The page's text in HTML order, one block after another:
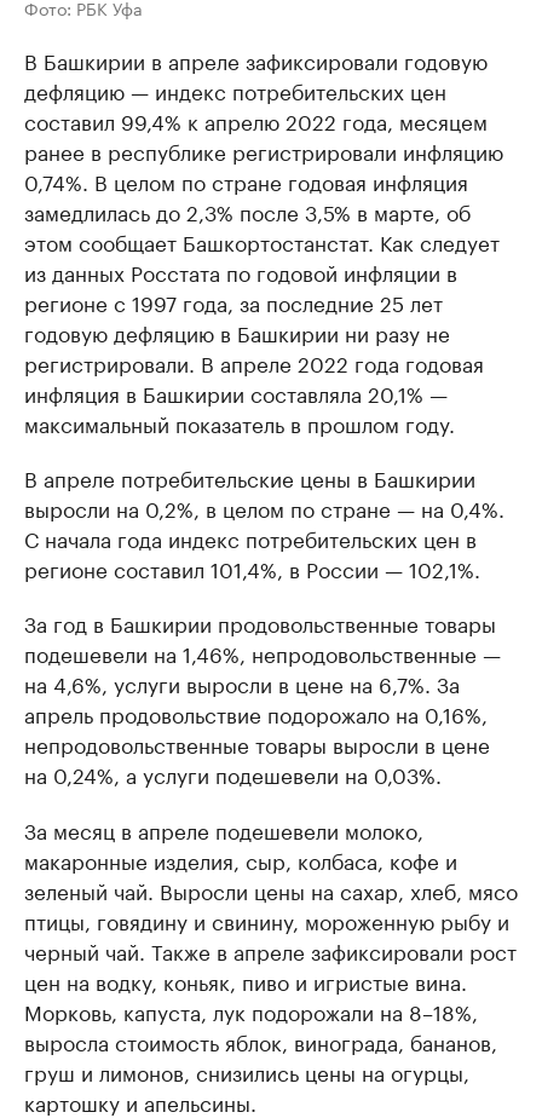
Фото: РБК Уфа
В Башкирии в апреле зафиксировали годовую
дефляцию — индекс потребительских цен
составил 99,4% к апрелю 2022 года, месяцем
ранее в республике регистрировали инфляцию
0,74%. В целом по стране годовая инфляция
замедлилась до 2,3% после 3,5% в марте, об
этом сообщает Башкортостанстат. Как следует
из данных Росстата по годовой инфляции в
регионе с 1997 года, за последние 25 лет
годовую дефляцию в Башкирии ни разу не
регистрировали. В апреле 2022 года годовая
инфляция в Башкирии составляла 20,1% —
максимальный показатель в прошлом году.
В апреле потребительские цены в Башкирии
выросли на 0,2%, в целом по стране — на 0,4%.
С начала года индекс потребительских цен в
регионе составил 101,4%, в России — 102,1%.
За год в Башкирии продовольственные товары
подешевели на 1,46%, непродовольственные —
на 4,6%, услуги выросли в цене на 6,7%. За
апрель продовольствие подорожало на 0,16%,
непродовольственные товары выросли в цене
на 0,24%, а услуги подешевели на 0,03%.
За месяц в апреле подешевели молоко,
макаронные изделия, сыр, колбаса, кофе и
зеленый чай. Выросли цены на сахар, хлеб, мясо
птицы, говядину и свинину, мороженную рыбу и
черный чай. Также в апреле зафиксировали рост
цен на водку, коньяк, пиво и игристые вина.
Морковь, капуста, лук подорожали на 8–18%,
выросла стоимость яблок, винограда, бананов,
груш и лимонов, снизились цены на огурцы,
картошку и апельсины.